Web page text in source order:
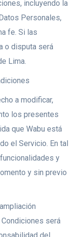
incluyendo la
Personales,
fe. Si las
o disputa será
Lima.
a modificar,
los presentes
que Wabu está
el Servicio. En tal
y
y sin previo
será